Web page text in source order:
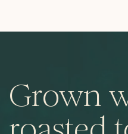
Grown